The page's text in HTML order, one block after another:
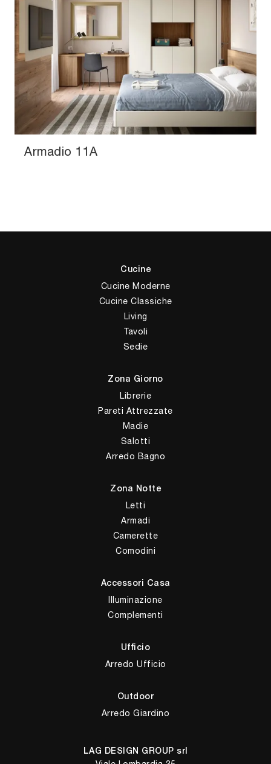
Armadio 11A
Cucine
Cucine Moderne
Cucine Classiche
Living
Tavoli
Sedie
Zona Giorno
Librerie
Pareti Attrezzate
Madie
Salotti
Arredo Bagno
Zona Notte
Letti
Armadi
Camerette
Comodini
Accessori Casa
Illuminazione
Complementi
Ufficio
Arredo Ufficio
Outdoor
Arredo Giardino
LAG DESIGN GROUP srl